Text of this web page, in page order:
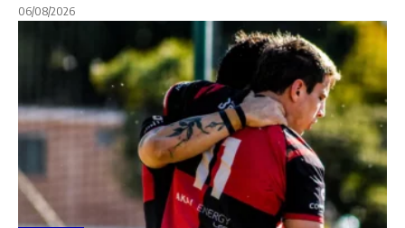
06/08/2026